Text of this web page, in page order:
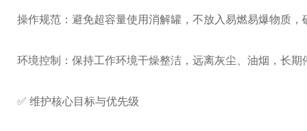
操作规范：避免超容量使用消解罐，不放入易燃易爆物质
环境控制：保持工作环境干燥整洁，远离灰尘、油烟，长期
✅ 维护核心目标与优先级